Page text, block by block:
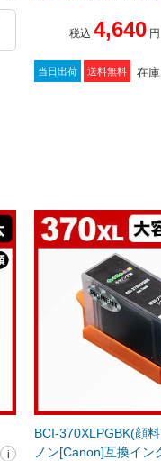
税込 4,640 円
当日出荷 送料無料 在
BCI-370XLPGBK(顔
ノン[Canon]互換イン